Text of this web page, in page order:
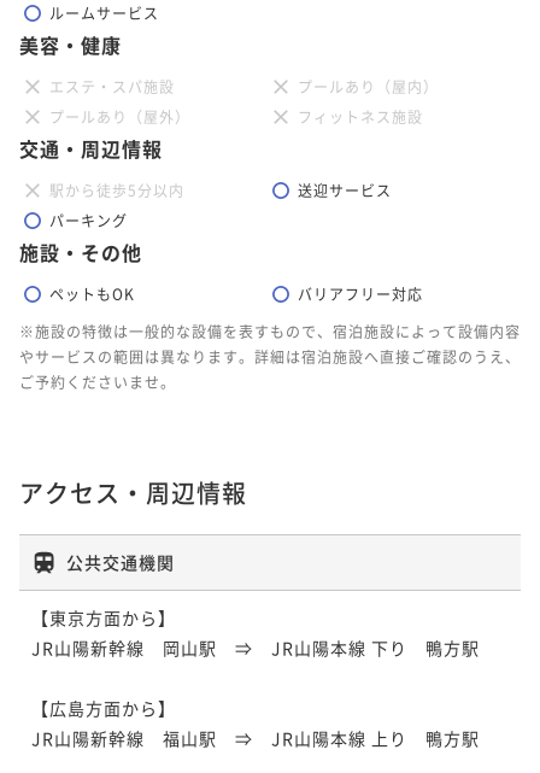
ルームサービス
美容・健康
エステ・スパ施設
プールあり（屋内）
プールあり（屋外）
フィットネス施設
交通・周辺情報
駅から徒歩5分以内
送迎サービス
パーキング
施設・その他
ペットもOK
バリアフリー対応
※施設の特徴は一般的な設備を表すもので、宿泊施設によって設備内容
やサービスの範囲は異なります。詳細は宿泊施設へ直接ご確認のうえ、
ご予約くださいませ。
アクセス・周辺情報
公共交通機関
【東京方面から】
JR山陽新幹線　岡山駅　⇒　JR山陽本線 下り　鴨方駅
【広島方面から】
JR山陽新幹線　福山駅　⇒　JR山陽本線 上り　鴨方駅